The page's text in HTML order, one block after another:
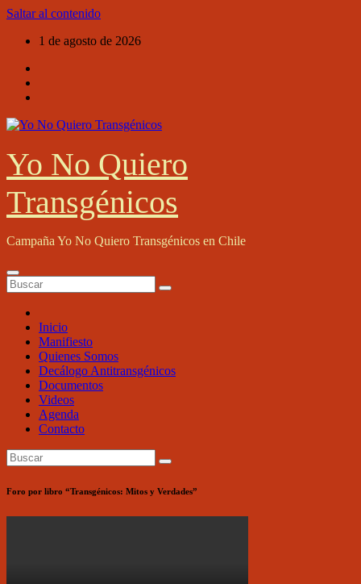
Saltar al contenido
1 de agosto de 2026
Yo No Quiero
Transgénicos
Campaña Yo No Quiero Transgénicos en Chile
Inicio
Manifiesto
Quienes Somos
Decálogo Antitransgénicos
Documentos
Videos
Agenda
Contacto
Foro por libro “Transgénicos: Mitos y Verdades”